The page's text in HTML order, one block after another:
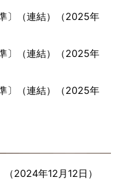
〕（連結）（2025年
〕（連結）（2025年
〕（連結）（2025年
2024年12月12日）